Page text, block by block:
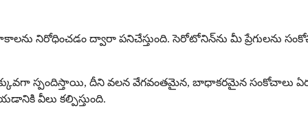
నిరోధించడం ద్వారా పనిచేస్తుంది. సెరోటోనిన్‌ను మీ ప్రేగులను
ఎక్కువగా స్పందిస్తాయి, దీని వలన వేగవంతమైన, బాధాకరమైన
వీలు కల్పిస్తుంది.